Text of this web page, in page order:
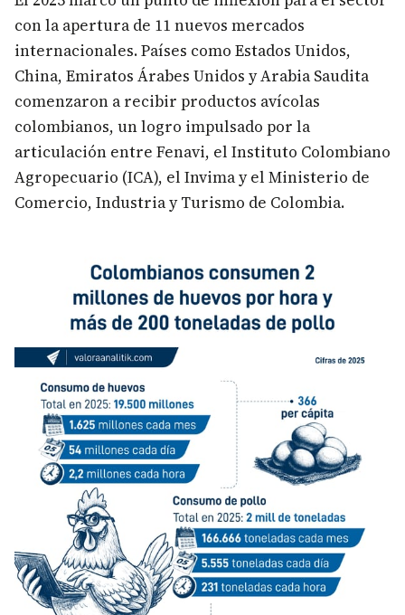
con la apertura de 11 nuevos mercados
internacionales. Países como Estados Unidos,
China, Emiratos Árabes Unidos y Arabia Saudita
comenzaron a recibir productos avícolas
colombianos, un logro impulsado por la
articulación entre Fenavi, el Instituto Colombiano
Agropecuario (ICA), el Invima y el Ministerio de
Comercio, Industria y Turismo de Colombia.